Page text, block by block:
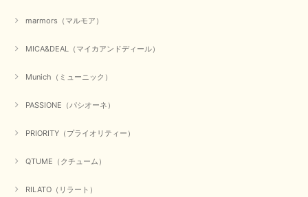
marmors（マルモア）
MICA&DEAL（マイカアンドディール）
Munich（ミューニック）
PASSIONE（パシオーネ）
PRIORITY（プライオリティー）
QTUME（クチューム）
RILATO（リラート）